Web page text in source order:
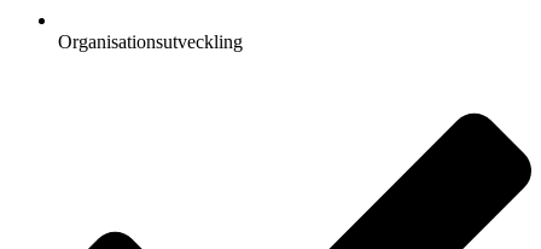
Organisationsutveckling